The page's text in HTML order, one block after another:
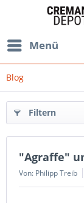
Menü
Blog
Filtern
"Agraffe"
Von: Philipp Treib